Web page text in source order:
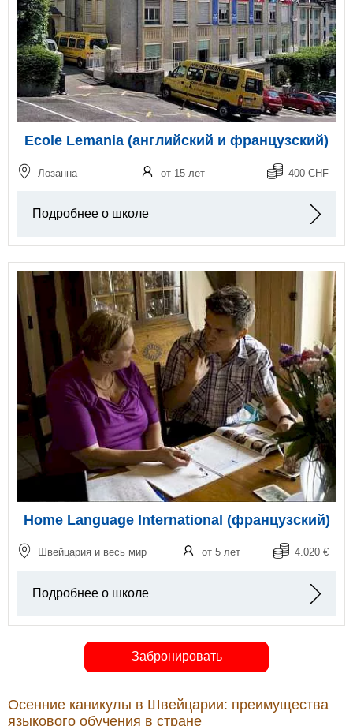
Ecole Lemania (английский и французский)
Лозанна от 15 лет 400 CHF
Подробнее о школе
Home Language International (французский)
Швейцария и весь мир от 5 лет 4.020 €
Подробнее о школе
Забронировать
Осенние каникулы в Швейцарии: преимущества
языкового обучения в стране